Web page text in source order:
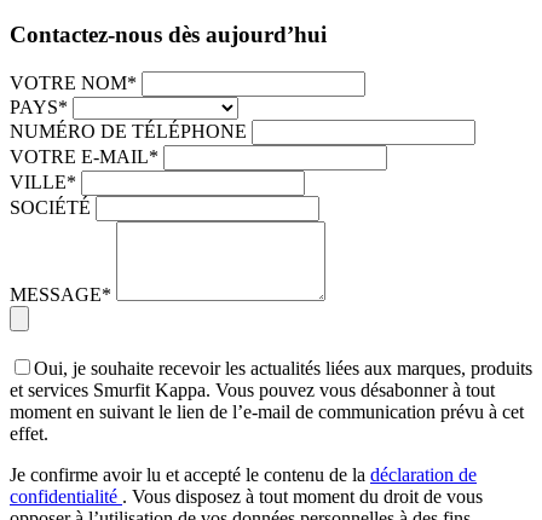
Contactez-nous dès aujourd’hui
VOTRE NOM*
PAYS*
NUMÉRO DE TÉLÉPHONE
VOTRE E-MAIL*
VILLE*
SOCIÉTÉ
MESSAGE*
Oui, je souhaite recevoir les actualités liées aux marques, produits
et services Smurfit Kappa. Vous pouvez vous désabonner à tout
moment en suivant le lien de l’e-mail de communication prévu à cet
effet.
Je confirme avoir lu et accepté le contenu de la déclaration de
confidentialité . Vous disposez à tout moment du droit de vous